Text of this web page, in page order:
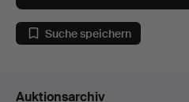
Suche speichern
Auktionsarchiv